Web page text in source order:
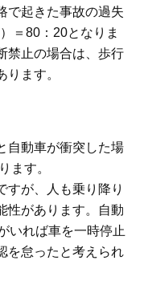
で起きた事故の過失
＝80：20となりま
禁止の場合は、歩行
ます。
自動車が衝突した場
ます。
すが、人も乗り降り
性があります。自動
いれば車を一時停止
を怠ったと考えられ